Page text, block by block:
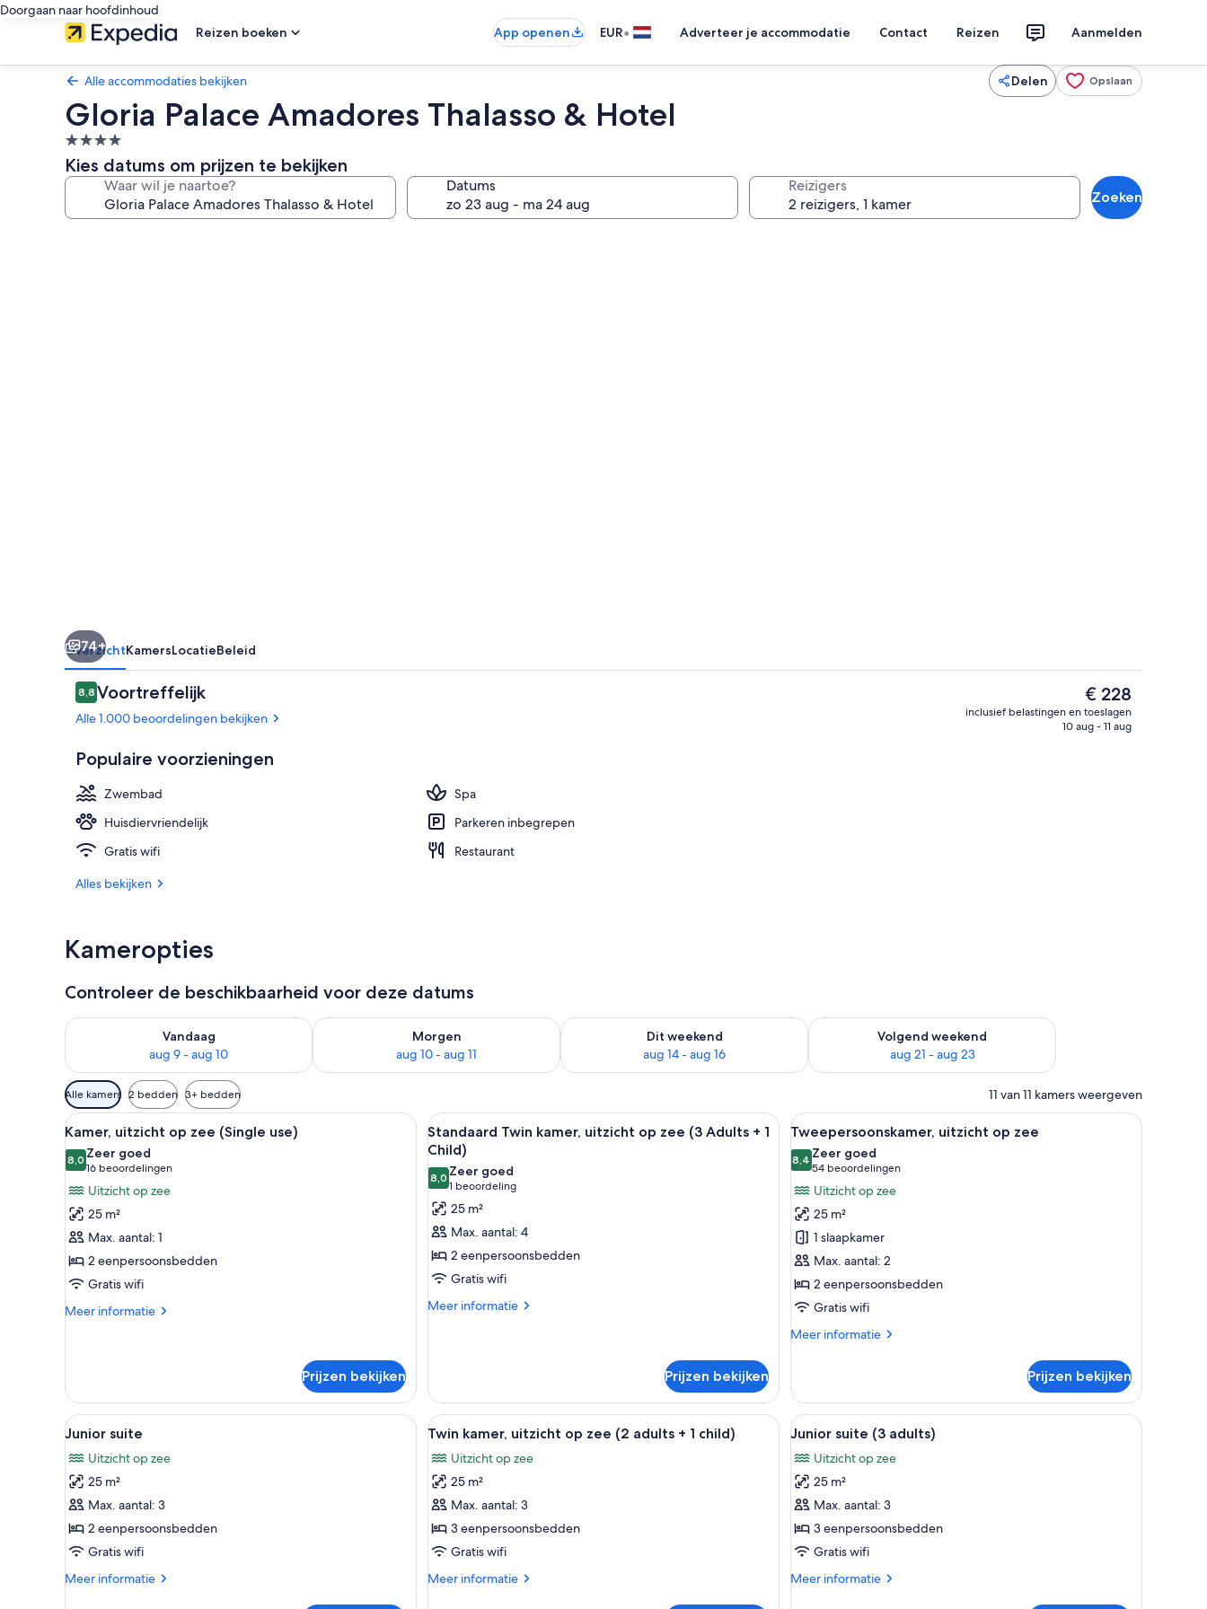
Doorgaan naar hoofdinhoud
Reizen boeken
App openen EUR• Adverteer je accommodatie Contact Reizen Aanmelden
Alle accommodaties bekijken Delen Opslaan
Gloria Palace Amadores Thalasso & Hotel
4.0-
sterrenaccommodatie
Kies datums om prijzen te bekijken
Waar wil je naartoe? Datums Reizigers
Zoeken
74+
OverzichtKamersLocatieBeleid
Beoordelingen
8,88,8 op 10 –
Voortreffelijk
Alle 1.000 beoordelingen bekijken
Populaire voorzieningen
Zwembad
Spa
Huisdiervriendelijk
Parkeren inbegrepen
Gratis wifi
Restaurant
Alles bekijken
De
huidige
prijs
€ 228
inclusief belastingen en toeslagen
10 aug - 11 aug
Kameropties
Controleer de beschikbaarheid voor deze datums
Vandaag
aug 9 - aug 10
De beschikbaarheid controleren voor vanavond aug 9 - aug 10
Morgen
aug 10 - aug 11
De beschikbaarheid controleren voor morgen aug 10 - aug 11
Dit weekend
aug 14 - aug 16
De beschikbaarheid controleren voor dit weekend aug 14 - aug 16
Volgend weekend
aug 21 - aug 23
De beschikbaarheid controleren voor volgend weekend aug
Beschikbare
filters
voor
kamers
Alle kamers 2 bedden 3+ bedden 11 van 11 kamers weergeven
Alle
foto's
voor
Kamer,
uitzicht
op
zee
(Single
use)
laden
Een hotelkamer met een groot bed, een tafeltje, een stoel en uitzicht op de oceaan.
6
Kamer, uitzicht op zee (Single use)
8,08,0 van 10
Zeer goed
16 beoordelingen
(16
beoordelingen)
Uitzicht op zee
25 m²
Max. aantal: 1
2 eenpersoonsbedden
Gratis wifi
Meer informatie
Meer
op
zee
(Single
use)
Prijzen bekijken
Alle
foto's
voor
Standaard
Twin
kamer,
uitzicht
op
zee
(3
Child)
laden
Een hotelkamer met een groot bed, een tafeltje, een stoel en uitzicht op de oceaan.
6
Standaard Twin kamer, uitzicht op zee (3 Adults + 1
Child)
8,08,0 van 10
Zeer goed
1 beoordeling
(1
beoordeling)
25 m²
Max. aantal: 4
2 eenpersoonsbedden
Gratis wifi
Meer informatie
Meer
uitzicht
op
zee
(3
Adults
+
Child)
Prijzen bekijken
Alle
foto's
voor
Tweepersoonskamer,
uitzicht
op
zee
laden
Een hotelkamer met een groot bed, een
6
Tweepersoonskamer, uitzicht op zee
8,48,4 van 10
Zeer goed
54 beoordelingen
(54
beoordelingen)
Uitzicht op zee
25 m²
1 slaapkamer
Max. aantal: 2
2 eenpersoonsbedden
Gratis wifi
Meer informatie
Meer
uitzicht
op
zee
Prijzen bekijken
Alle
foto's
voor
Junior
suite
laden
Een moderne hotelkamer met een bed, een tafeltje, een stoel, een plafondventilator en een deur naar een badkamer.
6
Junior suite
Uitzicht op zee
25 m²
Max. aantal: 3
2 eenpersoonsbedden
Gratis wifi
Meer informatie
Meer
Alle
foto's
voor
Twin
kamer,
uitzicht
op
(2
Een hotelkamer met een groot bed, een tafeltje, een stoel en uitzicht op de oceaan.
6
Twin kamer, uitzicht op zee (2 adults + 1 child)
Uitzicht op zee
25 m²
Max. aantal: 3
3 eenpersoonsbedden
Gratis wifi
Meer informatie
Meer
Alle
foto's
voor
Junior
suite
(3
adults)
Een moderne hotelkamer met een bed,
3
Junior suite (3 adults)
Uitzicht op zee
25 m²
Max. aantal: 3
3 eenpersoonsbedden
Gratis wifi
Meer informatie
Meer